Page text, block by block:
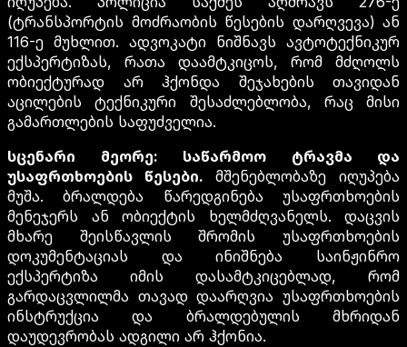
(ტრანსპორტის მოძრაობის წესების დარღვევა) ან
116-ე მუხლით. ადვოკატი ნიშნავს ავტოტექნიკურ
ექსპერტიზას, რათა დაამტკიცოს, რომ მძღოლს
ობიექტურად არ ჰქონდა შეჯახების თავიდან
აცილების ტექნიკური შესაძლებლობა, რაც მისი
გამართლების საფუძველია.
სცენარი მეორე: საწარმოო ტრავმა და
უსაფრთხოების წესები. მშენებლობაზე იღუპება
მუშა. ბრალდება წარედგინება უსაფრთხოების
მენეჯერს ან ობიექტის ხელმძღვანელს. დაცვის
მხარე შეისწავლის შრომის უსაფრთხოების
დოკუმენტაციას და ინიშნება საინჟინრო
ექსპერტიზა იმის დასამტკიცებლად, რომ
გარდაცვლილმა თავად დაარღვია უსაფრთხოების
ინსტრუქცია და ბრალდებულის მხრიდან
დაუდევრობას ადგილი არ ჰქონია.